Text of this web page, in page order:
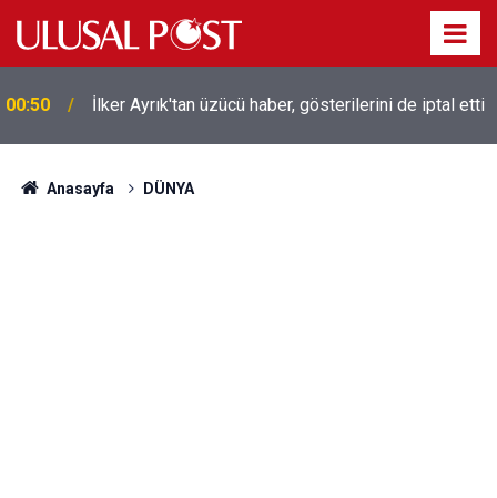
00:39
Liverpool efsanesi Mısırlı yıldız Mohamed Salah
Trabzonspor ile anlaştı! Yarın geliyor
Anasayfa DÜNYA